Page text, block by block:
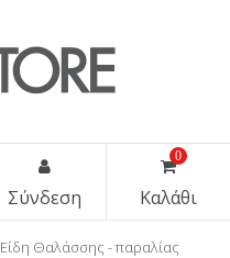
Σύνδεση
0
Καλάθι
Είδη Θαλάσσης - παραλίας